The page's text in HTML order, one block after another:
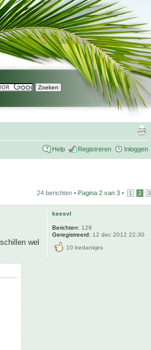
Help Registreren Inloggen
24 berichten • Pagina 2 van 3 • 1 2 3
wel
keesvl
Berichten: 129
Geregistreerd: 12 dec 2012 22:30
10 bedankjes